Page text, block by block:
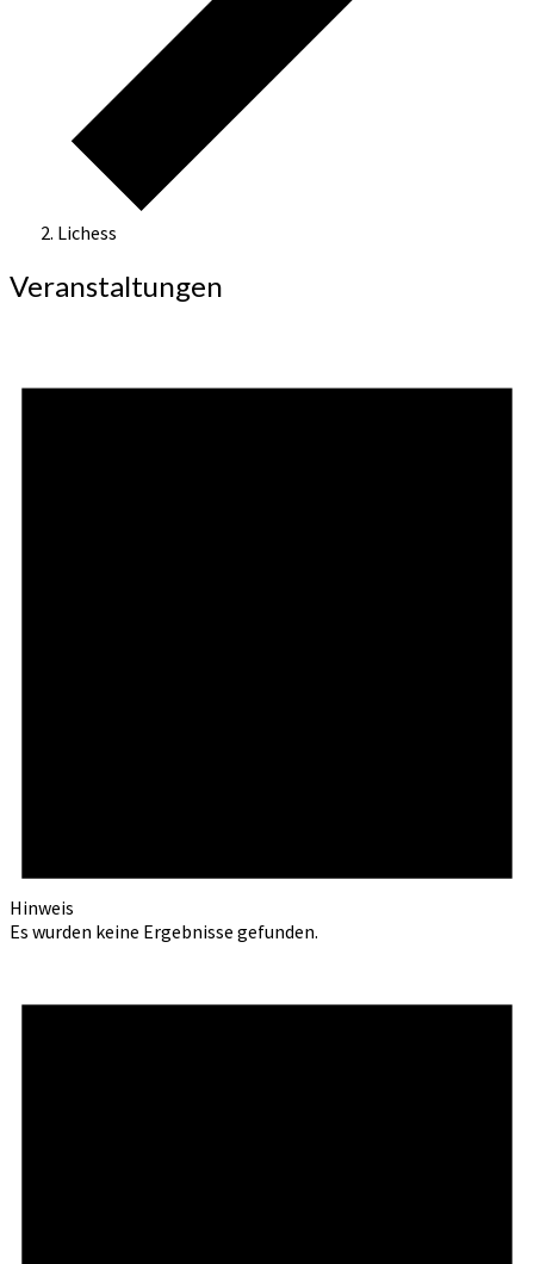
Lichess
Veranstaltungen
Hinweis
Es wurden keine Ergebnisse gefunden.